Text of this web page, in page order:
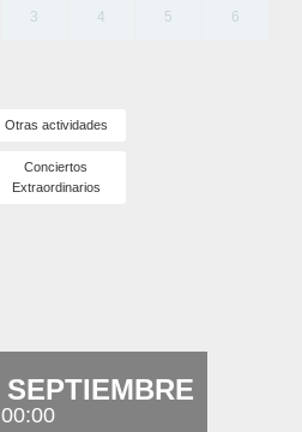
3 4 5 6
Otras actividades
Conciertos
Extraordinarios
SEPTIEMBRE
00:00